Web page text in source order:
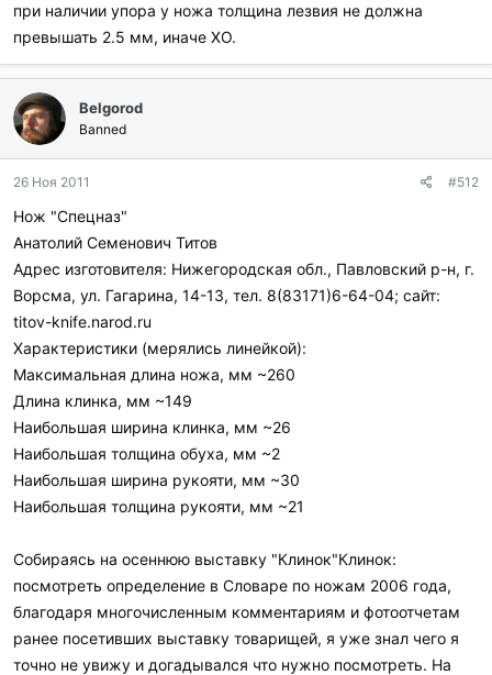
при наличии упора у ножа толщина лезвия не должна
превышать 2.5 мм, иначе ХО.
Belgorod
Banned
26 Ноя 2011 #512
Нож "Спецназ"
Анатолий Семенович Титов
Адрес изготовителя: Нижегородская обл., Павловский р-н, г.
Ворсма, ул. Гагарина, 14-13, тел. 8(83171)6-64-04; сайт:
titov-knife.narod.ru
Характеристики (мерялись линейкой):
Максимальная длина ножа, мм ~260
Длина клинка, мм ~149
Наибольшая ширина клинка, мм ~26
Наибольшая толщина обуха, мм ~2
Наибольшая ширина рукояти, мм ~30
Наибольшая толщина рукояти, мм ~21
Собираясь на осеннюю выставку "Клинок"Клинок:
посмотреть определение в Словаре по ножам 2006 года,
благодаря многочисленным комментариям и фотоотчетам
ранее посетивших выставку товарищей, я уже знал чего я
точно не увижу и догадывался что нужно посмотреть. На